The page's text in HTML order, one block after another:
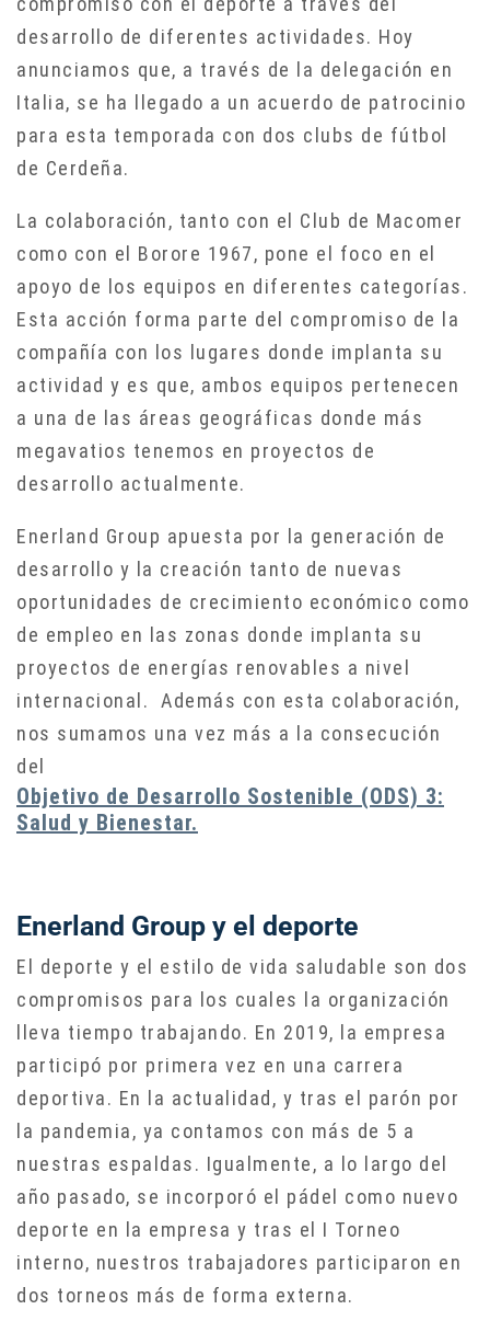
desarrollo de diferentes actividades. Hoy
anunciamos que, a través de la delegación en
Italia, se ha llegado a un acuerdo de patrocinio
para esta temporada con dos clubs de fútbol
de Cerdeña.
La colaboración, tanto con el Club de Macomer
como con el Borore 1967, pone el foco en el
apoyo de los equipos en diferentes categorías.
Esta acción forma parte del compromiso de la
compañía con los lugares donde implanta su
actividad y es que, ambos equipos pertenecen
a una de las áreas geográficas donde más
megavatios tenemos en proyectos de
desarrollo actualmente.
Enerland Group apuesta por la generación de
desarrollo y la creación tanto de nuevas
oportunidades de crecimiento económico como
de empleo en las zonas donde implanta su
proyectos de energías renovables a nivel
internacional. Además con esta colaboración,
nos sumamos una vez más a la consecución
del
Objetivo de Desarrollo Sostenible (ODS) 3:
Salud y Bienestar.
Enerland Group y el deporte
El deporte y el estilo de vida saludable son dos
compromisos para los cuales la organización
lleva tiempo trabajando. En 2019, la empresa
participó por primera vez en una carrera
deportiva. En la actualidad, y tras el parón por
la pandemia, ya contamos con más de 5 a
nuestras espaldas. Igualmente, a lo largo del
año pasado, se incorporó el pádel como nuevo
deporte en la empresa y tras el I Torneo
interno, nuestros trabajadores participaron en
dos torneos más de forma externa.